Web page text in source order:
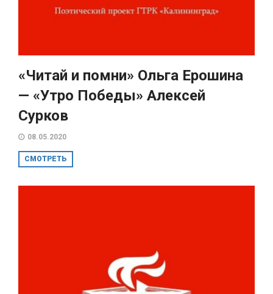
«Читай и помни» Ольга Ерошина
— «Утро Победы» Алексей
Сурков
08.05.2020
СМОТРЕТЬ